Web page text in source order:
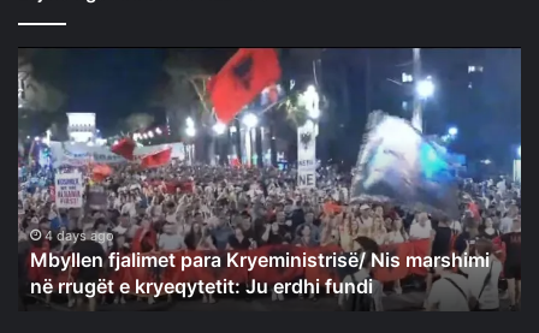
Mbyllen
fjalimet
para
Kryeministrisë/
Nis
marshimi
në
rrugët
kryeqytetit:
4 days ago
Mbyllen fjalimet para Kryeministrisë/ Nis marshimi
në rrugët e kryeqytetit: Ju erdhi fundi